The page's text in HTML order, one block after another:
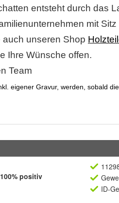
100% positiv
ID-